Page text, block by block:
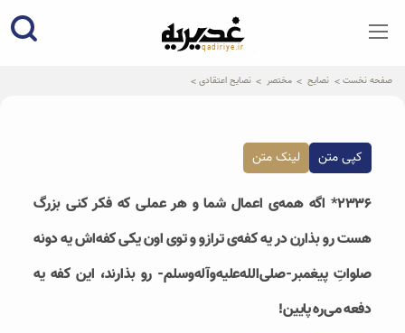
qadiriye.ir
نشریه ی غدیریه-بیانات استاد
صفحه نخست نصایح مختصر نصایح اعتقادی
کپی متن لینک متن
۲۳۳۶* اگه همه‌ی اعمال شما و هر عملی که فکر کنی بزرگ
هست رو بذارن در یه کفه‌ی ترازو و توی اون یکی کفه‌اش یه دونه
صلواتِ پیغمبر-صلی‌الله‌علیه‌وآله‌وسلم- رو بذارند، این کفه یه
دفعه می‌ره پایین!